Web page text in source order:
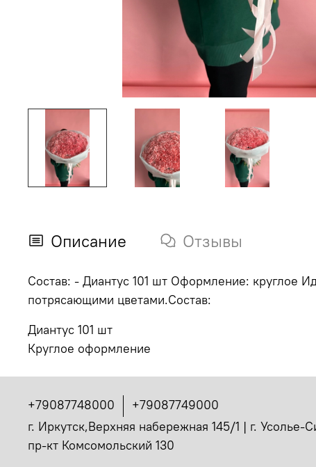
Описание Отзывы
Состав: - Диантус 101 шт Оформление: круглое
потрясающими цветами.Состав:
Диантус 101 шт
Круглое оформление
+79087748000
+79087749000
г. Иркутск,Верхняя набережная 145/1 | г. Усолье-
пр-кт Комсомольский 130